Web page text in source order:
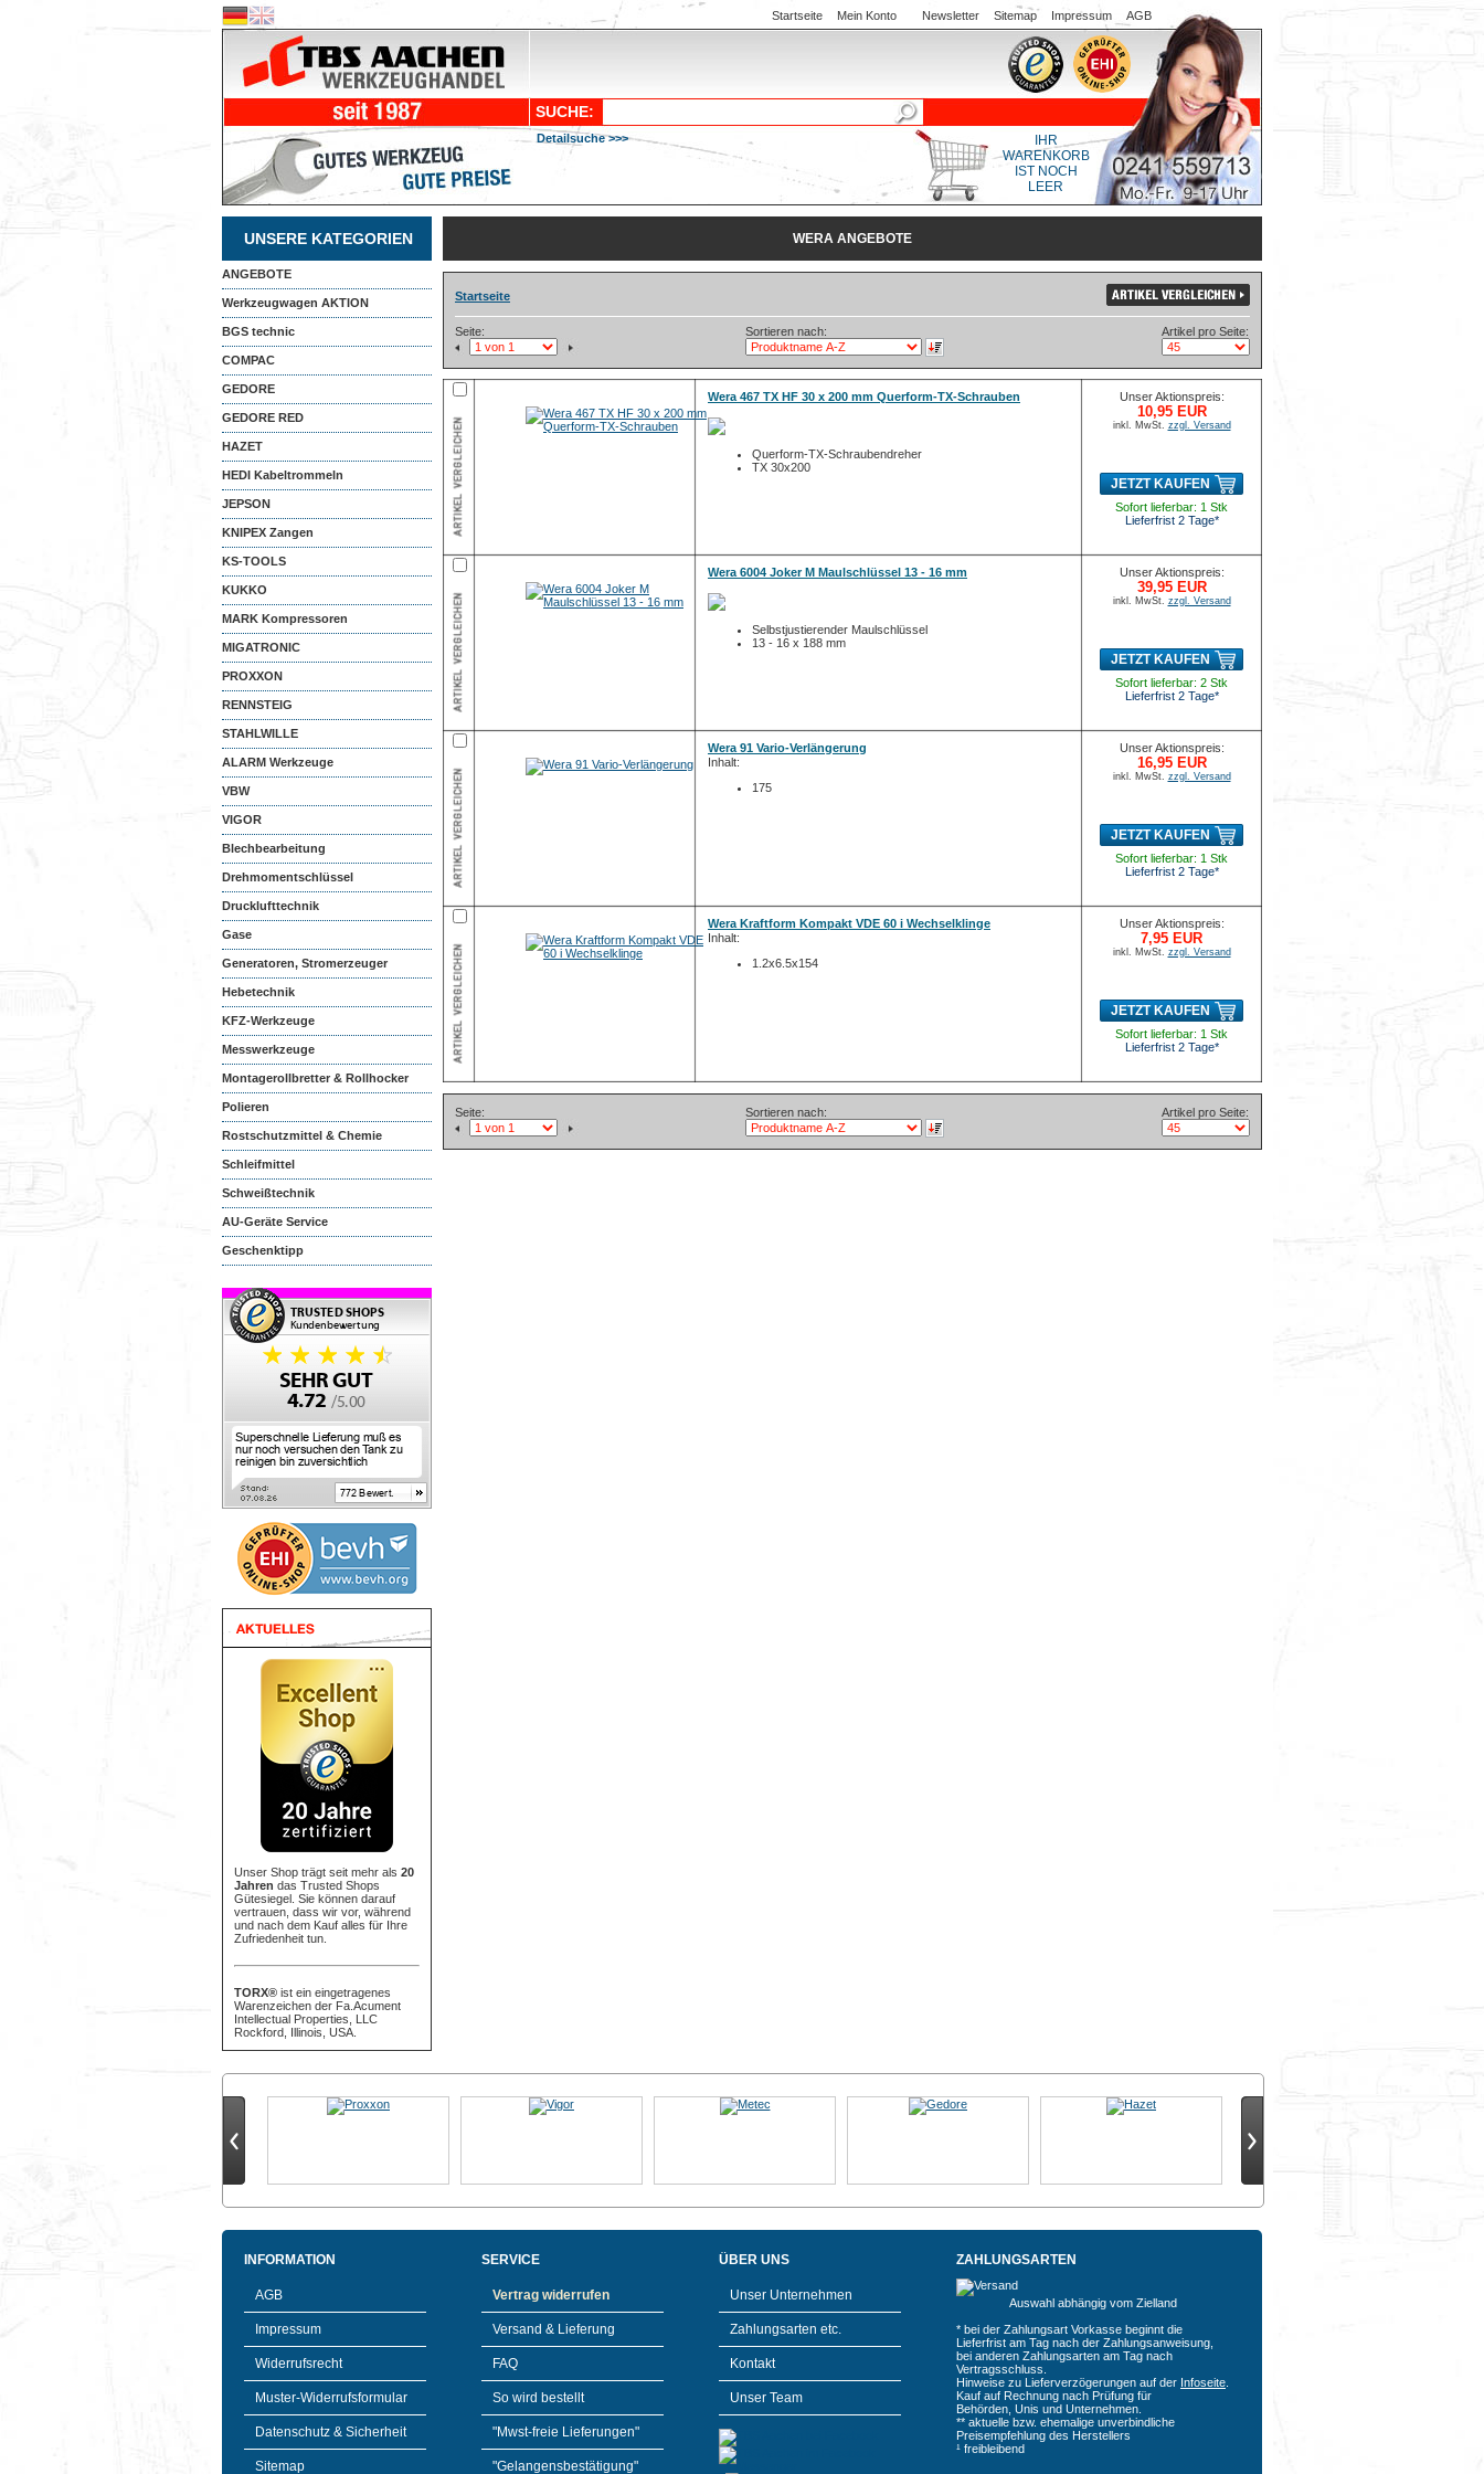
Startseite Mein Konto Newsletter Sitemap Impressum AGB
SUCHE:
Detailsuche >>>
IHR
WARENKORB
IST NOCH
LEER
UNSERE KATEGORIEN
ANGEBOTE
Werkzeugwagen AKTION
BGS technic
COMPAC
GEDORE
GEDORE RED
HAZET
HEDI Kabeltrommeln
JEPSON
KNIPEX Zangen
KS-TOOLS
KUKKO
MARK Kompressoren
MIGATRONIC
PROXXON
RENNSTEIG
STAHLWILLE
ALARM Werkzeuge
VBW
VIGOR
Blechbearbeitung
Drehmomentschlüssel
Drucklufttechnik
Gase
Generatoren, Stromerzeuger
Hebetechnik
KFZ-Werkzeuge
Messwerkzeuge
Montagerollbretter & Rollhocker
Polieren
Rostschutzmittel & Chemie
Schleifmittel
Schweißtechnik
AU-Geräte Service
Geschenktipp
Unser Shop trägt seit mehr als 20
Jahren das Trusted Shops
Gütesiegel. Sie können darauf
vertrauen, dass wir vor, während
und nach dem Kauf alles für Ihre
Zufriedenheit tun.
TORX® ist ein eingetragenes
Warenzeichen der Fa.Acument
Intellectual Properties, LLC
Rockford, Illinois, USA.
WERA ANGEBOTE
Startseite
Seite: Sortieren nach: Artikel pro Seite:
Wera 467 TX HF 30 x 200 mm Querform-TX-Schrauben
Querform-TX-Schraubendreher
TX 30x200
Unser Aktionspreis:
10,95 EUR
inkl. MwSt. zzgl. Versand
JETZT KAUFEN
Sofort lieferbar: 1 Stk
Lieferfrist 2 Tage*
Wera 6004 Joker M Maulschlüssel 13 - 16 mm
Selbstjustierender Maulschlüssel
13 - 16 x 188 mm
Unser Aktionspreis:
39,95 EUR
inkl. MwSt. zzgl. Versand
JETZT KAUFEN
Sofort lieferbar: 2 Stk
Lieferfrist 2 Tage*
Wera 91 Vario-Verlängerung
Inhalt:
175
Unser Aktionspreis:
16,95 EUR
inkl. MwSt. zzgl. Versand
JETZT KAUFEN
Sofort lieferbar: 1 Stk
Lieferfrist 2 Tage*
Wera Kraftform Kompakt VDE 60 i Wechselklinge
Inhalt:
1.2x6.5x154
Unser Aktionspreis:
7,95 EUR
inkl. MwSt. zzgl. Versand
JETZT KAUFEN
Sofort lieferbar: 1 Stk
Lieferfrist 2 Tage*
Seite: Sortieren nach: Artikel pro Seite:
INFORMATION
AGB
Impressum
Widerrufsrecht
Muster-Widerrufsformular
Datenschutz & Sicherheit
Sitemap
SERVICE
Vertrag widerrufen
Versand & Lieferung
FAQ
So wird bestellt
"Mwst-freie Lieferungen"
"Gelangensbestätigung"
ÜBER UNS
Unser Unternehmen
Zahlungsarten etc.
Kontakt
Unser Team
ZAHLUNGSARTEN
Auswahl abhängig vom Zielland
* bei der Zahlungsart Vorkasse beginnt die
Lieferfrist am Tag nach der Zahlungsanweisung,
bei anderen Zahlungsarten am Tag nach
Vertragsschluss.
Hinweise zu Lieferverzögerungen auf der Infoseite
Kauf auf Rechnung nach Prüfung für
Behörden, Unis und Unternehmen.
** aktuelle bzw. ehemalige unverbindliche
Preisempfehlung des Herstellers
¹ freibleibend